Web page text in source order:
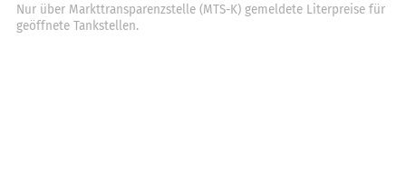
Nur über Markttransparenzstelle (MTS-K) gemeldete Literpreise für
geöffnete Tankstellen.